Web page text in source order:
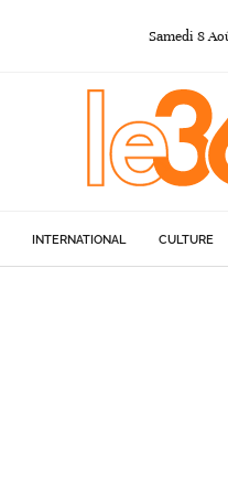
Samedi 8
INTERNATIONAL CULTURE